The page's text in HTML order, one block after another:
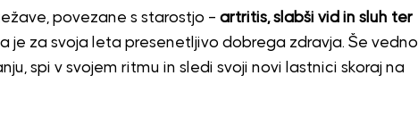
povezane s starostjo – artritis, slabši vid in sluh ter
je za svoja leta presenetljivo dobrega zdravja. Še vedno
spi v svojem ritmu in sledi svoji novi lastnici skoraj na